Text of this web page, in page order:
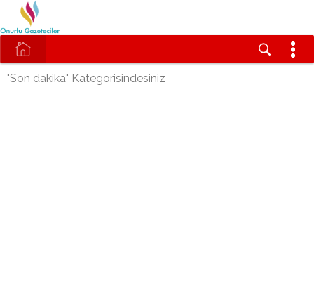
"Son dakika" Kategorisindesiniz